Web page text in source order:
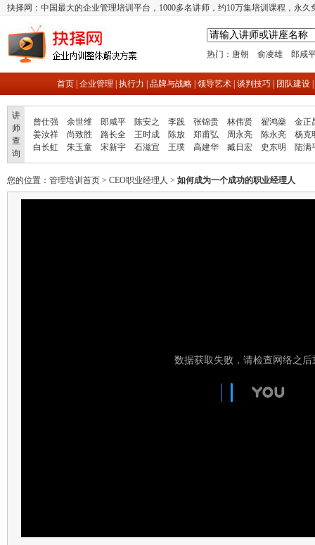
抉择网：中国最大的企业管理培训平台，1000多名讲师，约10万集培训课程，永
热门： 唐朝 俞凌雄 郎咸
首页| 企业管理 执行力 品牌与战略| 领导艺术| 谈判技巧| 团队建设|
讲
师
查
询
曾仕强 余世维 郎咸平 陈安之 李践 张锦贵 林伟贤 翟鸿燊
金正
姜汝祥
尚致胜 路长全 王时成 陈放 郑甫弘 周永亮 陈永亮
杨克
白长虹
朱玉童 宋新宇 石滋宜 王璞 高建华 臧日宏 史东明 陆满
您的位置： 管理培训首页 > CEO职业经理人 > 如何成为一个成功的职业经理人